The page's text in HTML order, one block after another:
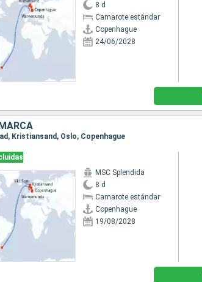
8 d
Camarote estándar
Copenhague
24/06/2028
Kristiansand, Oslo, Copenhague
MSC Splendida
8 d
Camarote estándar
Copenhague
19/08/2028